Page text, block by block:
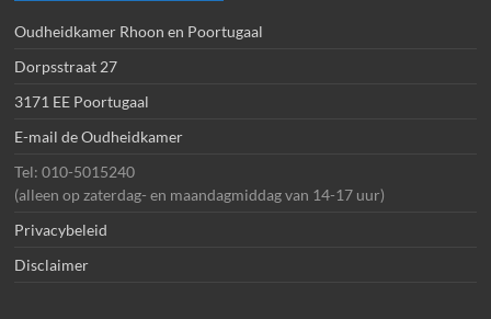
Oudheidkamer Rhoon en Poortugaal
Dorpsstraat 27
3171 EE Poortugaal
E-mail de Oudheidkamer
Tel: 010-5015240
(alleen op zaterdag- en maandagmiddag van 14-17 uur)
Privacybeleid
Disclaimer